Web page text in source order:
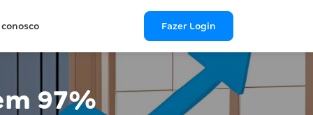
conosco Fazer Login
97%